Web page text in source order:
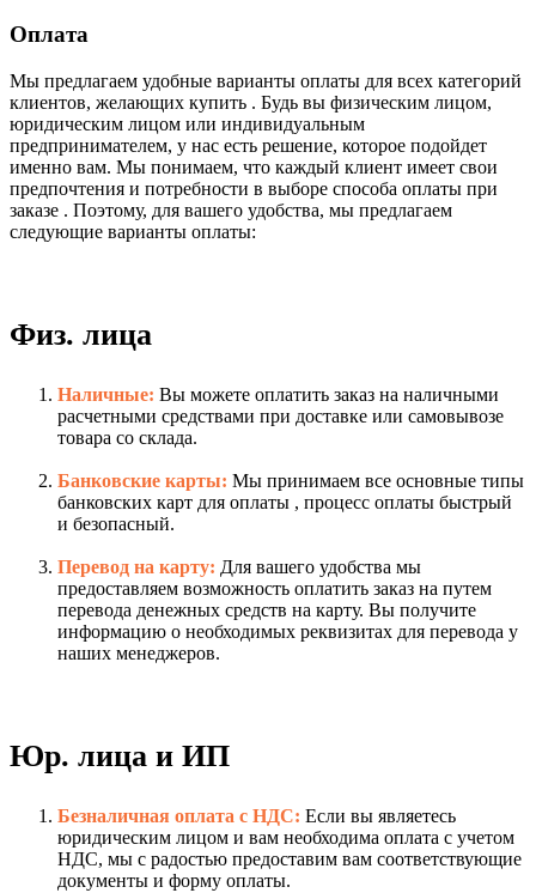
Оплата
Мы предлагаем удобные варианты оплаты для всех категорий
клиентов, желающих купить . Будь вы физическим лицом,
юридическим лицом или индивидуальным
предпринимателем, у нас есть решение, которое подойдет
именно вам. Мы понимаем, что каждый клиент имеет свои
предпочтения и потребности в выборе способа оплаты при
заказе . Поэтому, для вашего удобства, мы предлагаем
следующие варианты оплаты:
Физ. лица
Наличные: Вы можете оплатить заказ на наличными
расчетными средствами при доставке или самовывозе
товара со склада.
Банковские карты: Мы принимаем все основные типы
банковских карт для оплаты , процесс оплаты быстрый
и безопасный.
Перевод на карту: Для вашего удобства мы
предоставляем возможность оплатить заказ на путем
перевода денежных средств на карту. Вы получите
информацию о необходимых реквизитах для перевода у
наших менеджеров.
Юр. лица и ИП
Безналичная оплата с НДС: Если вы являетесь
юридическим лицом и вам необходима оплата с учетом
НДС, мы с радостью предоставим вам соответствующие
документы и форму оплаты.